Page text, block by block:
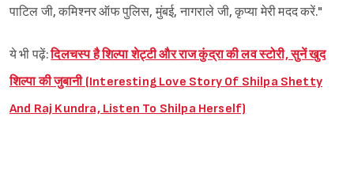
पाटिल जी, कमिश्नर ऑफ पुलिस, मुंबई, नागराले जी, कृप्या मेरी मदद करें."
ये भी पढ़ें:दिलचस्प है शिल्पा शेट्टी और राज कुंद्रा की लव स्टोरी, सुनें खुद
शिल्पा की जुबानी (Interesting Love Story Of Shilpa Shetty
And Raj Kundra, Listen To Shilpa Herself)